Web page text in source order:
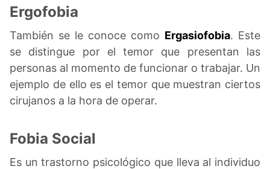
Ergofobia
También se le conoce como Ergasiofobia. Este
se distingue por el temor que presentan las
personas al momento de funcionar o trabajar. Un
ejemplo de ello es el temor que muestran ciertos
cirujanos a la hora de operar.
Fobia Social
Es un trastorno psicológico que lleva al individuo